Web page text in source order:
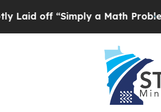
“Simply a Math ProblemDr.